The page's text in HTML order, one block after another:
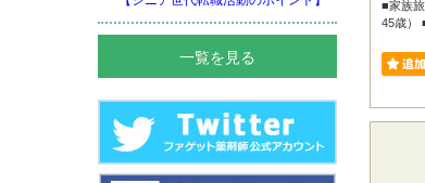
一覧を見る
■家族
45歳）